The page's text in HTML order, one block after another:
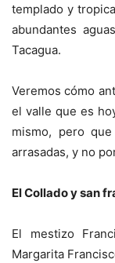
templado y
abundantes
Tacagua.
Veremos cómo
el valle que es
mismo, pero
arrasadas, y no
El Collado y san
El mestizo
Margarita